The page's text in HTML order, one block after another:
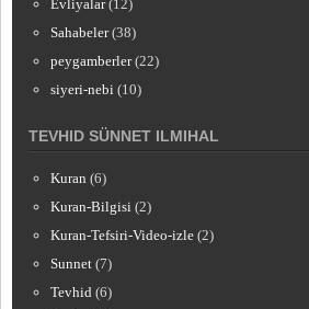
Evliyalar (12)
Sahabeler (38)
peygamberler (22)
siyeri-nebi (10)
TEVHID SÜNNET ILMIHAL
Kuran (6)
Kuran-Bilgisi (2)
Kuran-Tefsiri-Video-izle (2)
Sunnet (7)
Tevhid (6)